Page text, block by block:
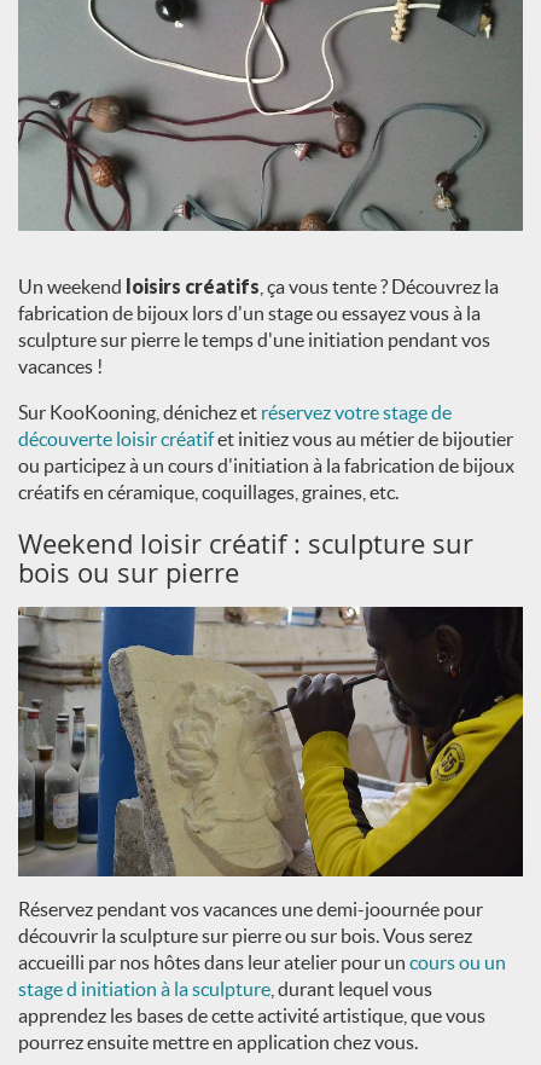
Un weekend loisirs créatifs , ça vous tente ? Découvrez la
fabrication de bijoux lors d'un stage ou essayez vous à la
sculpture sur pierre le temps d'une initiation pendant vos
vacances !
Sur KooKooning, dénichez et réservez votre stage de
découverte loisir créatifet initiez vous au métier de bijoutier
ou participez à un cours d'initiation à la fabrication de bijoux
créatifs en céramique, coquillages, graines, etc.
Weekend loisir créatif : sculpture sur
bois ou sur pierre
Réservez pendant vos vacances une demi-joournée pour
découvrir la sculpture sur pierre ou sur bois. Vous serez
accueilli par nos hôtes dans leur atelier pour un cours ou un
stage d initiation à la sculpture , durant lequel vous
apprendez les bases de cette activité artistique, que vous
pourrez ensuite mettre en application chez vous.